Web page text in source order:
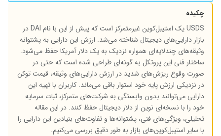
چکیده
USDS یک استیبل‌کوین غیرمتمرکز است که پیش از این با نام DAI در
بازار دارایی‌های دیجیتال شناخته می‌شد. ارزش این دارایی به پشتوانه
وثیقه‌های چندلایه‌ای همواره نزدیک به یک دلار آمریکا حفظ می‌شود.
ساختار فنی این پروتکل به گونه‌ای طراحی شده است که حتی در
صورت وقوع ریزش‌های شدید در ارزش دارایی‌های وثیقه، قیمت توکن
در نزدیکی ارزش پایه خود استوار باقی می‌ماند. کاربران با تهیه این
دارایی می‌توانند بدون وابستگی به شرکت‌های متمرکز، ثبات سرمایه
خود را با نسخه‌ای نوین از دلار دیجیتال حفظ کنند. در این مقاله
تحلیلی، ویژگی‌های فنی، پشتوانه‌ها و تفاوت‌های بنیادین این دارایی را
با سایر استیبل‌کوین‌های بازار به طور دقیق بررسی می‌کنیم.